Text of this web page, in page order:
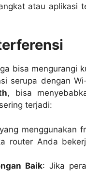
atau aplikasi
bisa mengurangi
serupa dengan
, bisa
terjadi:
menggunakan
router Anda
Baik: Jika